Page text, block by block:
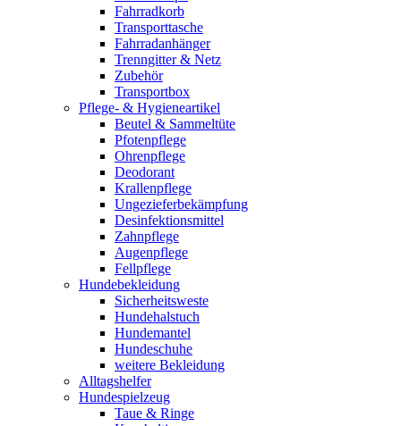
Fahrradkorb
Transporttasche
Fahrradanhänger
Trenngitter & Netz
Zubehör
Transportbox
Pflege- & Hygieneartikel
Beutel & Sammeltüte
Pfotenpflege
Ohrenpflege
Deodorant
Krallenpflege
Ungezieferbekämpfung
Desinfektionsmittel
Zahnpflege
Augenpflege
Fellpflege
Hundebekleidung
Sicherheitsweste
Hundehalstuch
Hundemantel
Hundeschuhe
weitere Bekleidung
Alltagshelfer
Hundespielzeug
Taue & Ringe